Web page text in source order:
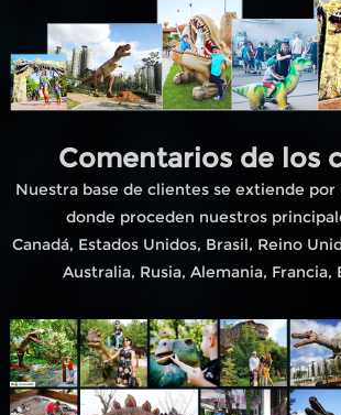
Comentarios de los
Nuestra base de clientes se extiende
donde proceden nuestros
Canadá, Estados Unidos, Brasil, Reino
Australia, Rusia, Alemania, Francia,